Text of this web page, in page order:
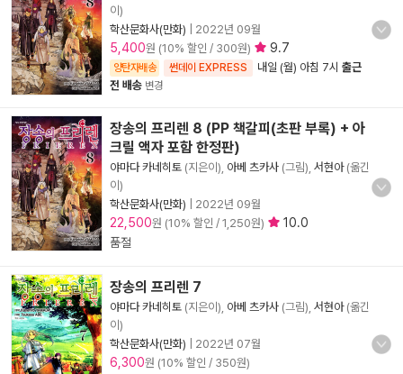
이)
학산문화사(만화)
2022년 09월
5,400원 (10% 할인 / 300원) 9.7
양탄자배송 썬데이 EXPRESS 내일 (월) 아침 7시 출근
전 배송 변경
장송의 프리렌 8 (PP 책갈피(초판 부록) + 아
크릴 액자 포함 한정판)
야마다 카네히토 (지은이), 아베 츠카사 (그림), 서현아(옮긴
이)
학산문화사(만화)
2022년 09월
22,500원 (10% 할인 / 1,250원)
10.0
품절
장송의 프리렌 7
야마다 카네히토 (지은이), 아베 츠카사 (그림), 서현아(옮긴
이)
학산문화사(만화)
2022년 07월
6,300원 (10% 할인 / 350원)